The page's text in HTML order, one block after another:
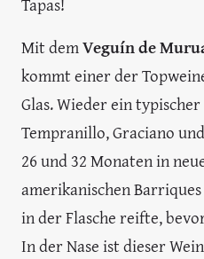
Mit demVeguín de
kommt einer der
Glas. Wieder ein
Tempranillo, Graciano
26 und 32 Monaten in
amerikanischen
in der Flasche reifte,
In der Nase ist dieser